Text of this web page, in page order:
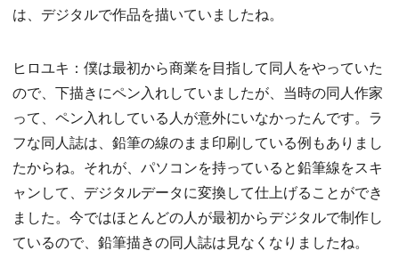
は、デジタルで作品を描いていましたね。
ヒロユキ：僕は最初から商業を目指して同人をやっていた
ので、下描きにペン入れしていましたが、当時の同人作家
って、ペン入れしている人が意外にいなかったんです。ラ
フな同人誌は、鉛筆の線のまま印刷している例もありまし
たからね。それが、パソコンを持っていると鉛筆線をスキ
ャンして、デジタルデータに変換して仕上げることができ
ました。今ではほとんどの人が最初からデジタルで制作し
ているので、鉛筆描きの同人誌は見なくなりましたね。